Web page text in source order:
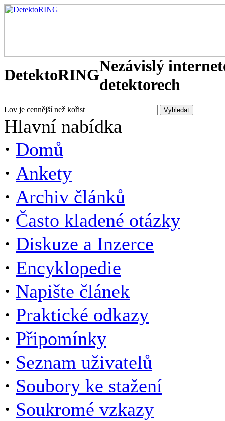
DetektoRINGNezávislý
detektorech
Lov je cennější než kořist
Hlavní nabídka
· Domů
· Ankety
· Archiv článků
· Často kladené otázky
· Diskuze a Inzerce
· Encyklopedie
· Napište článek
· Praktické odkazy
· Připomínky
· Seznam uživatelů
· Soubory ke stažení
· Soukromé vzkazy